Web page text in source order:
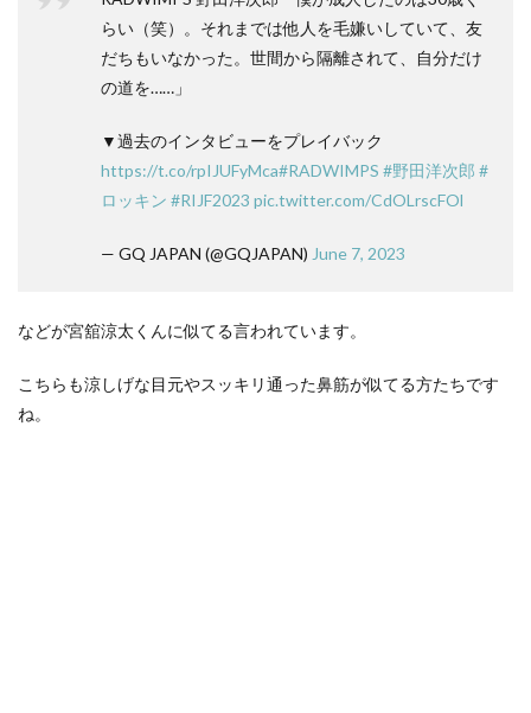
らい（笑）。それまでは他人を毛嫌いしていて、友
だちもいなかった。世間から隔離されて、自分だけ
の道を……」
▼過去のインタビューをプレイバック
https://t.co/rpIJUFyMca#RADWIMPS #野田洋次郎 #
ロッキン #RIJF2023 pic.twitter.com/CdOLrscFOl
— GQ JAPAN (@GQJAPAN) June 7, 2023
などが宮舘涼太くんに似てる言われています。
こちらも涼しげな目元やスッキリ通った鼻筋が似てる方たちです
ね。